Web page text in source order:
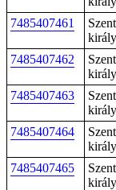
7485407461
7485407462
7485407463
7485407464
7485407465